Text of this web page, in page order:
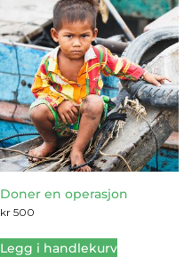
Doner en operasjon
kr 500
Legg i handlekurv